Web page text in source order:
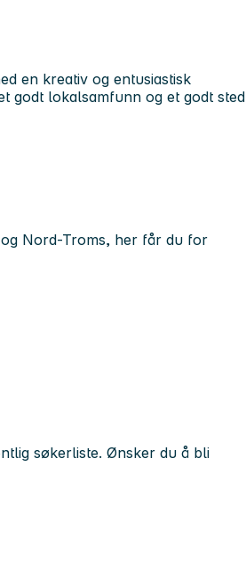
en kreativ og entusiastisk
godt lokalsamfunn og et godt sted
Nord-Troms, her får du for
søkerliste. Ønsker du å bli